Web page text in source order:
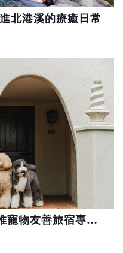
北港溪的療癒日常
帶毛孩去旅行！三大飯店推寵物友善旅宿專案 共創毛家庭幸福假期